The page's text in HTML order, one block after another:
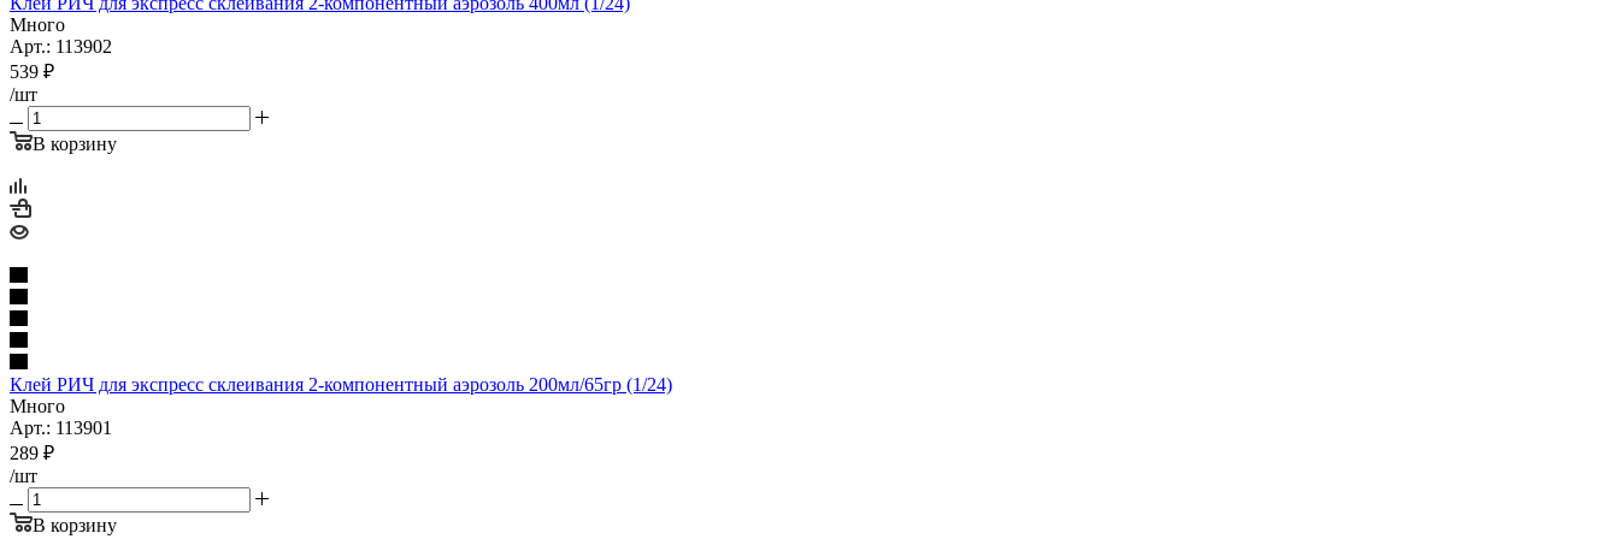
Много
Арт.: 113902
539 ₽
/шт
В корзину
Клей РИЧ для экспресс склеивания 2-компонентный аэрозоль 200мл/65гр (1/24)
Много
Арт.: 113901
289 ₽
/шт
В корзину